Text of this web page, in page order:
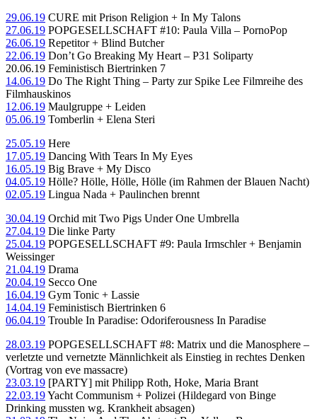
29.06.19 CURE mit Prison Religion + In My Talons
27.06.19 POPGESELLSCHAFT #10: Paula Villa – PornoPop
26.06.19 Repetitor + Blind Butcher
22.06.19 Don’t Go Breaking My Heart – P31 Soliparty
20.06.19 Feministisch Biertrinken 7
14.06.19 Do The Right Thing – Party zur Spike Lee Filmreihe des
Filmhauskinos
12.06.19 Maulgruppe + Leiden
05.06.19 Tomberlin + Elena Steri
25.05.19 Here
17.05.19 Dancing With Tears In My Eyes
16.05.19 Big Brave + My Disco
04.05.19 Hölle? Hölle, Hölle, Hölle (im Rahmen der Blauen Nacht)
02.05.19 Lingua Nada + Paulinchen brennt
30.04.19 Orchid mit Two Pigs Under One Umbrella
27.04.19 Die linke Party
25.04.19 POPGESELLSCHAFT #9: Paula Irmschler + Benjamin
Weissinger
21.04.19 Drama
20.04.19 Secco One
16.04.19 Gym Tonic + Lassie
14.04.19 Feministisch Biertrinken 6
06.04.19 Trouble In Paradise: Odoriferousness In Paradise
28.03.19 POPGESELLSCHAFT #8: Matrix und die Manosphere –
verletzte und vernetzte Männlichkeit als Einstieg in rechtes Denken
(Vortrag von eve massacre)
23.03.19 [PARTY] mit Philipp Roth, Hoke, Maria Brant
22.03.19Yacht Communism + Polizei (Hildegard von Binge
Drinking mussten wg. Krankheit absagen)